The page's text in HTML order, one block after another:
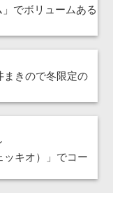
でボリュームある
まきので冬限定の
ッキオ）」でコー